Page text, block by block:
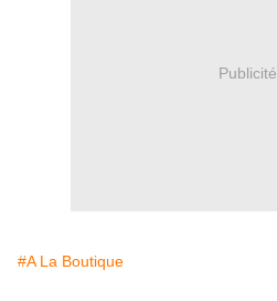
Publicité
#A La Boutique